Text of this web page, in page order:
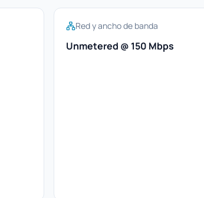
Red y ancho de banda
Unmetered @ 150 Mbps